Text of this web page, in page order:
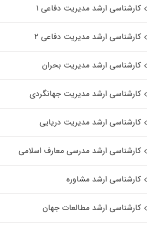
کارشناسی ارشد مدیریت دفاعی ۱
کارشناسی ارشد مدیریت دفاعی ۲
کارشناسی ارشد مدیریت بحران
کارشناسی ارشد مدیریت جهانگردی
کارشناسی ارشد مدیریت دریایی
کارشناسی ارشد مدرسی معارف اسلامی
کارشناسی ارشد مشاوره
کارشناسی ارشد مطالعات جهان